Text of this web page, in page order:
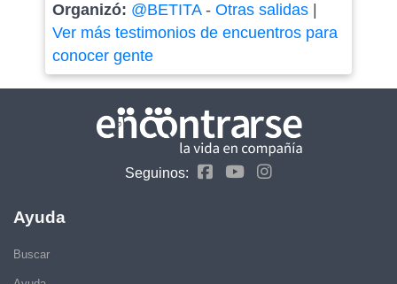
Organizó: @BETITA- Otras salidas|
Ver más testimonios de encuentros para
conocer gente
Seguinos:
Ayuda
Buscar